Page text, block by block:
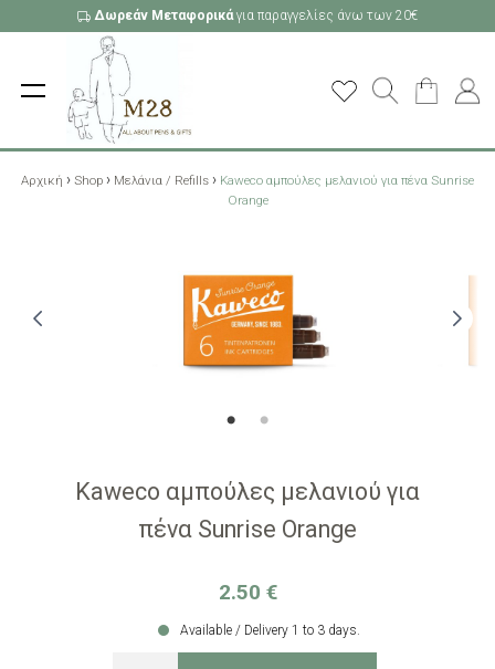
Δωρεάν Μεταφορικάγια παραγγελίες άνω των 20€
Αρχική › Shop › Μελάνια / Refills › Kaweco αμπούλες μελανιού για πένα Sunrise
Orange
Kaweco αμπούλες μελανιού για
πένα Sunrise Orange
2.50 €
Available / Delivery 1 to 3 days.